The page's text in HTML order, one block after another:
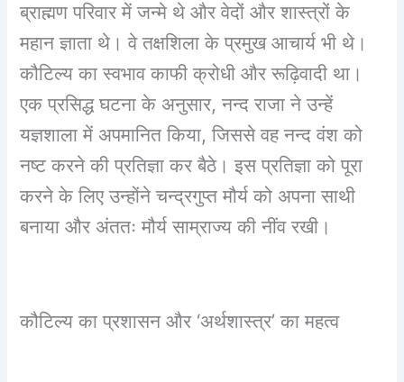
ब्राह्मण परिवार में जन्मे थे और वेदों और शास्त्रों के
महान ज्ञाता थे। वे तक्षशिला के प्रमुख आचार्य भी थे।
कौटिल्य का स्वभाव काफी क्रोधी और रूढ़िवादी था।
एक प्रसिद्ध घटना के अनुसार, नन्द राजा ने उन्हें
यज्ञशाला में अपमानित किया, जिससे वह नन्द वंश को
नष्ट करने की प्रतिज्ञा कर बैठे। इस प्रतिज्ञा को पूरा
करने के लिए उन्होंने चन्द्रगुप्त मौर्य को अपना साथी
बनाया और अंततः मौर्य साम्राज्य की नींव रखी।
कौटिल्य का प्रशासन और ‘अर्थशास्त्र’ का महत्व